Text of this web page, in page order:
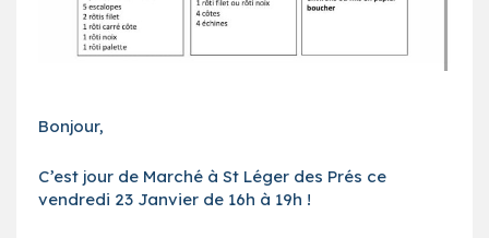
Bonjour,
C’est jour de Marché à St Léger des Prés ce
vendredi 23 Janvier de 16h à 19h !